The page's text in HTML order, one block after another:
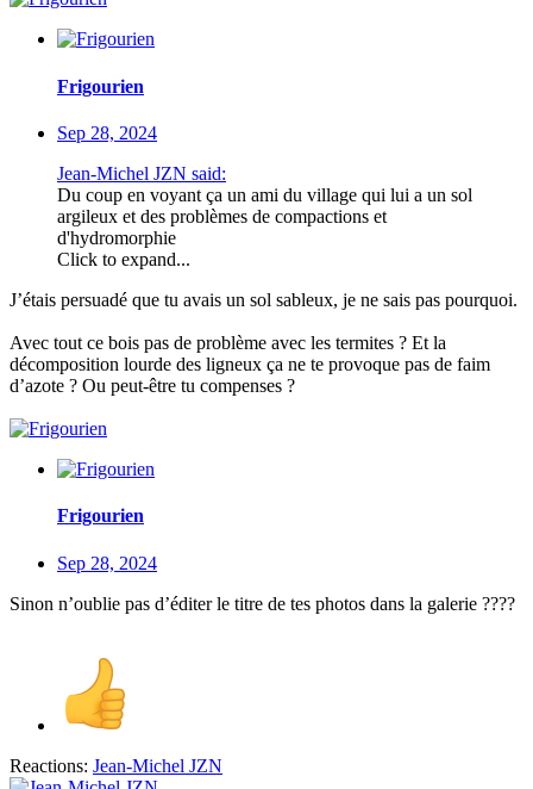
Frigourien
Sep 28, 2024
Jean-Michel JZN said:
Du coup en voyant ça un ami du village qui lui a un sol
argileux et des problèmes de compactions et
d'hydromorphie
Click to expand...
J’étais persuadé que tu avais un sol sableux, je ne sais pas pourquoi.
Avec tout ce bois pas de problème avec les termites ? Et la
décomposition lourde des ligneux ça ne te provoque pas de faim
d’azote ? Ou peut-être tu compenses ?
Frigourien
Sep 28, 2024
Sinon n’oublie pas d’éditer le titre de tes photos dans la galerie ????
Reactions: Jean-Michel JZN